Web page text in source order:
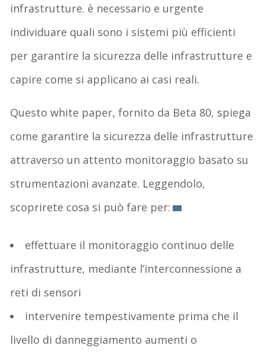
infrastrutture. è necessario e urgente
individuare quali sono i sistemi più efficienti
per garantire la sicurezza delle infrastrutture e
capire come si applicano ai casi reali.
Questo white paper, fornito da Beta 80, spiega
come garantire la sicurezza delle infrastrutture
attraverso un attento monitoraggio basato su
strumentazioni avanzate. Leggendolo,
scoprirete cosa si può fare per:
effettuare il monitoraggio continuo delle
infrastrutture, mediante l’interconnessione a
reti di sensori
intervenire tempestivamente prima che il
livello di danneggiamento aumenti o